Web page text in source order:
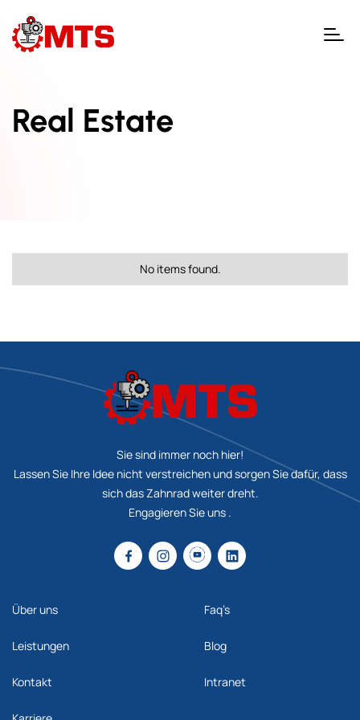
Real Estate
No items found.
Sie sind immer noch hier!
Lassen Sie Ihre Idee nicht verstreichen und sorgen Sie dafür, dass
sich das Zahnrad weiter dreht.
Engagieren Sie uns .
Über uns
Leistungen
Kontakt
Faq’s
Blog
Intranet